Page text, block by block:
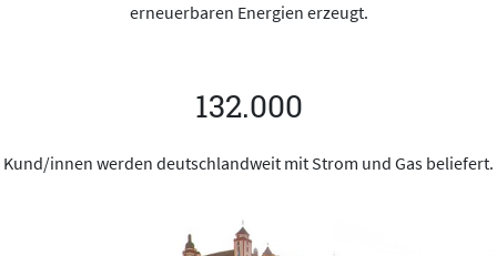
erneuerbaren Energien erzeugt.
132.000
Kund/innen werden deutschlandweit mit Strom und Gas beliefert.